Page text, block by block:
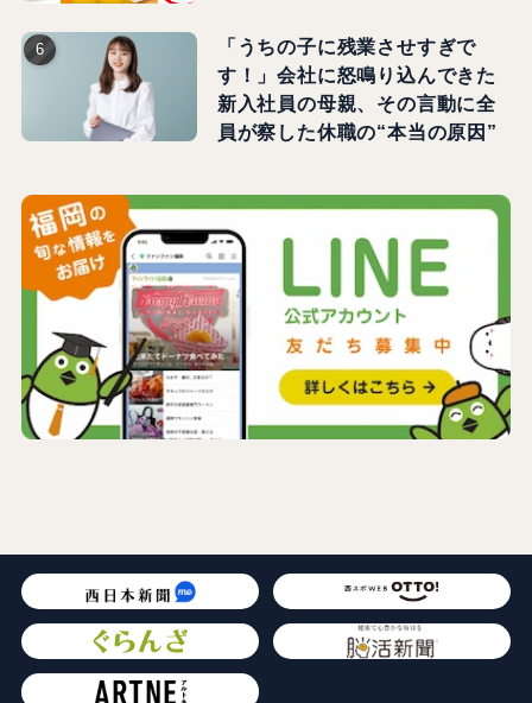
「うちの子に残業させすぎで
す！」会社に怒鳴り込んできた
新入社員の母親、その言動に全
員が察した休職の“本当の原因”